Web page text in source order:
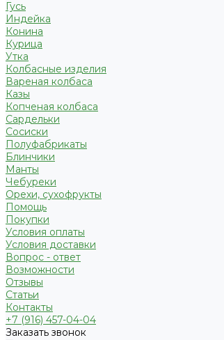
Гусь
Индейка
Конина
Курица
Утка
Колбасные изделия
Вареная колбаса
Казы
Копченая колбаса
Сардельки
Сосиски
Полуфабрикаты
Блинчики
Манты
Чебуреки
Орехи, сухофрукты
Помощь
Покупки
Условия оплаты
Условия доставки
Вопрос - ответ
Возможности
Отзывы
Статьи
Контакты
+7 (916) 457-04-04
Заказать звонок